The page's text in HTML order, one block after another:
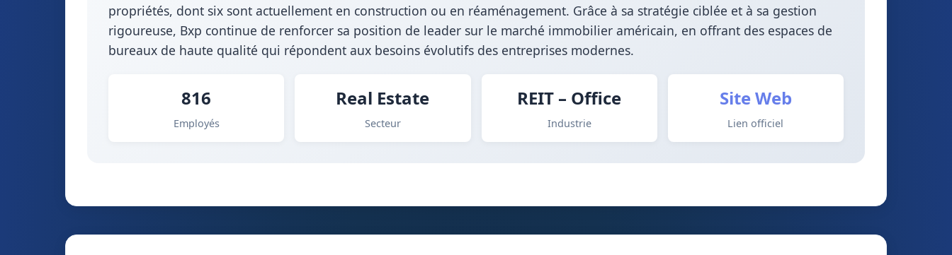
propriétés, dont six sont actuellement en construction ou en réaménagement. Grâce à sa stratégie ciblée et à sa gestion
rigoureuse, Bxp continue de renforcer sa position de leader sur le marché immobilier américain, en offrant des espaces de
bureaux de haute qualité qui répondent aux besoins évolutifs des entreprises modernes.
816
Employés
Real Estate
Secteur
REIT – Office
Industrie
Site Web
Lien officiel